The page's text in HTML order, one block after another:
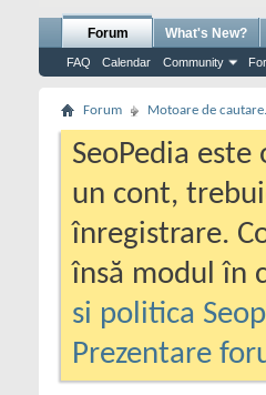
Forum
FAQ Calendar Community
What's New?
Forum Motoare de
SeoPedia
un cont,
înregistrare.
însă modul în
si politica
Prezentare